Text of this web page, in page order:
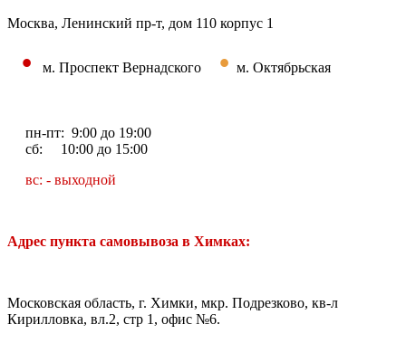
Москва, Ленинский пр-т, дом 110 корпус 1
• м. Проспект Вернадского • м. Октябрьская
пн-пт: 9:00 до 19:00
сб: 10:00 до 15:00
вс: - выходной
Адрес пункта самовывоза в Химках:
Московская область, г. Химки, мкр. Подрезково, кв-л
Кирилловка, вл.2, стр 1, офис №6.